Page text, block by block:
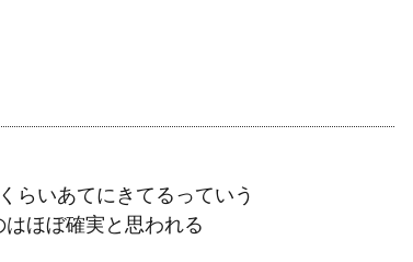
らいあてにきてるっていう
ほぼ確実と思われる